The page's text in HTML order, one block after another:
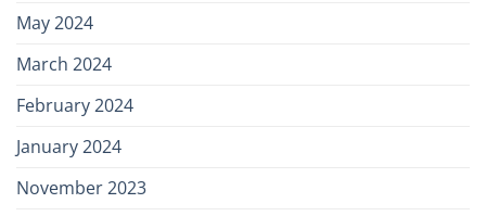
May 2024
March 2024
February 2024
January 2024
November 2023